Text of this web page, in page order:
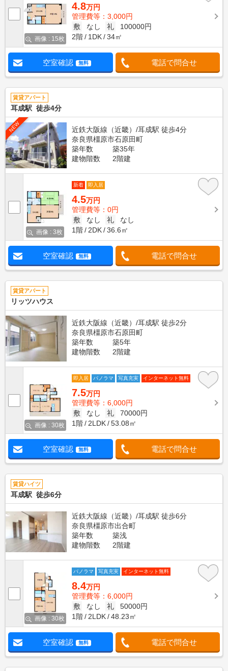
画像 : 15枚
4.8万円
管理費等：3,000円
敷
なし 礼
100000円
2階
1DK 34㎡
空室確認 無料 電話で問合せ
賃貸アパート
耳成駅 徒歩4分
NEW
近鉄大阪線（近畿）/耳成駅 徒歩4分
奈良県橿原市石原田町
築年数
築35年
建物階数
2階建
画像 : 3枚
新着 即入居
4.5万円
管理費等：0円
敷
なし 礼
なし
1階
2DK 36.6㎡
空室確認 無料 電話で問合せ
賃貸アパート
リッツハウス
近鉄大阪線（近畿）/耳成駅 徒歩2分
奈良県橿原市石原田町
築年数
築5年
建物階数
2階建
画像 : 30枚
即入居 パノラマ 写真充実 インターネット無料
7.5万円
管理費等：6,000円
敷
なし 礼
70000円
1階
2LDK 53.08㎡
空室確認 無料 電話で問合せ
賃貸ハイツ
耳成駅 徒歩6分
近鉄大阪線（近畿）/耳成駅 徒歩6分
奈良県橿原市出合町
築年数
築浅
建物階数
2階建
画像 : 30枚
パノラマ 写真充実 インターネット無料
8.4万円
管理費等：6,000円
敷
なし 礼
50000円
1階
2LDK 48.23㎡
空室確認 無料 電話で問合せ